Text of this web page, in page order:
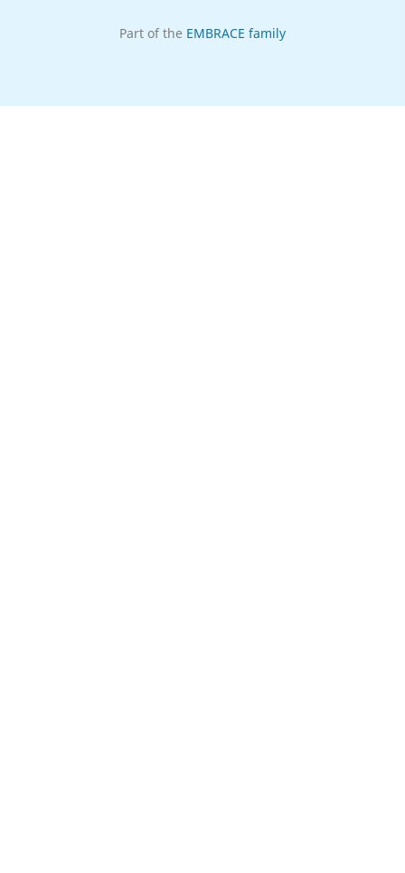
Part of the EMBRACE family